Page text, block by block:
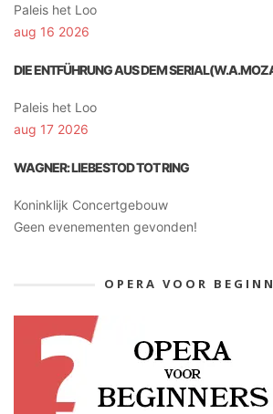
Paleis het Loo
aug 16 2026
DIE ENTFÜHRUNG AUS DEM
Paleis het Loo
aug 17 2026
WAGNER: LIEBESTOD TOT RING
Koninklijk Concertgebouw
Geen evenementen gevonden!
OPERA VOOR